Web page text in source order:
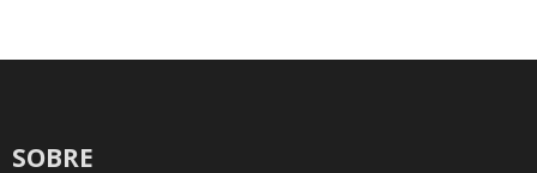
SOBRE